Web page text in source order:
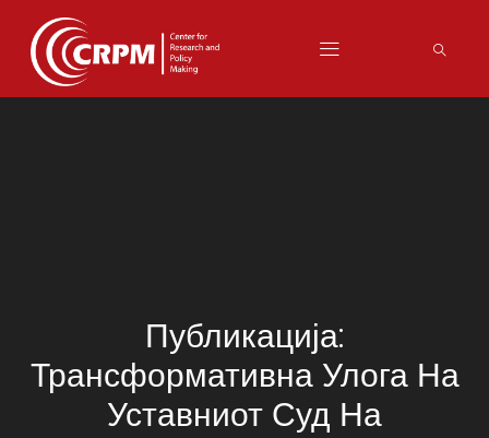
Публикација:
Трансформативна Улога На
Уставниот Суд На